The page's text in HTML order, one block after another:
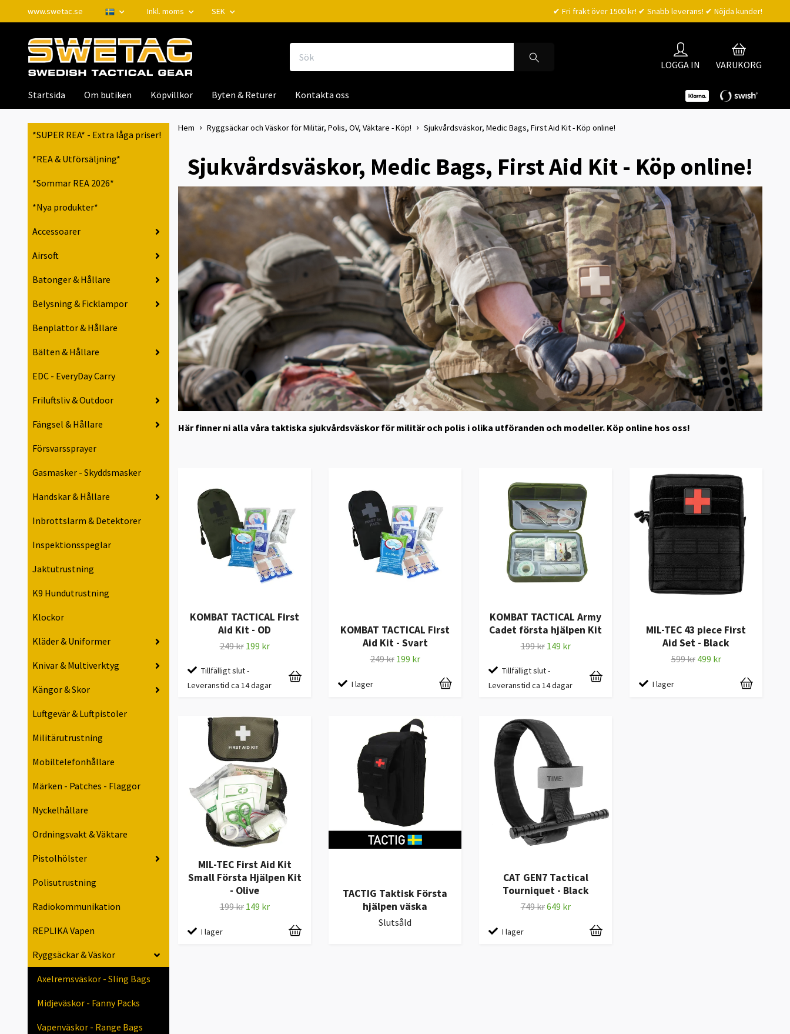
www.swetac.se Inkl. moms SEK ✔ Fri frakt över 1500 kr! ✔ Snabb leverans! ✔ Nöjda kunder!
LOGGA IN VARUKORG
Startsida Om butiken Köpvillkor Byten & Returer Kontakta oss
*SUPER REA* - Extra låga priser!
*REA & Utförsäljning*
*Sommar REA 2026*
*Nya produkter*
Accessoarer
Airsoft
Batonger & Hållare
Belysning & Ficklampor
Benplattor & Hållare
Bälten & Hållare
EDC - EveryDay Carry
Friluftsliv & Outdoor
Fängsel & Hållare
Försvarssprayer
Gasmasker - Skyddsmasker
Handskar & Hållare
Inbrottslarm & Detektorer
Inspektionsspeglar
Jaktutrustning
K9 Hundutrustning
Klockor
Kläder & Uniformer
Knivar & Multiverktyg
Kängor & Skor
Luftgevär & Luftpistoler
Militärutrustning
Mobiltelefonhållare
Märken - Patches - Flaggor
Nyckelhållare
Ordningsvakt & Väktare
Pistolhölster
Polisutrustning
Radiokommunikation
REPLIKA Vapen
Ryggsäckar & Väskor
Axelremsväskor - Sling Bags
Midjeväskor - Fanny Packs
Vapenväskor - Range Bags
Hem Ryggsäckar och Väskor för Militär, Polis, OV, Väktare - Köp! Sjukvårdsväskor, Medic Bags, First Aid Kit - Köp online!
Sjukvårdsväskor, Medic Bags, First Aid Kit - Köp online!
Här finner ni alla våra taktiska sjukvårdsväskor för militär och polis i olika utföranden och modeller. Köp online hos oss!
KOMBAT TACTICAL First
Aid Kit - OD
249 kr 199 kr
Tillfälligt slut -
Leveranstid ca 14 dagar
KOMBAT TACTICAL First
Aid Kit - Svart
249 kr 199 kr
I lager
KOMBAT TACTICAL Army
Cadet första hjälpen Kit
199 kr 149 kr
Tillfälligt slut -
Leveranstid ca 14 dagar
MIL-TEC 43 piece First
Aid Set - Black
599 kr 499 kr
I lager
MIL-TEC First Aid Kit
Small Första Hjälpen Kit
- Olive
199 kr 149 kr
I lager
TACTIG Taktisk Första
hjälpen väska
Slutsåld
CAT GEN7 Tactical
Tourniquet - Black
749 kr649 kr
I lager